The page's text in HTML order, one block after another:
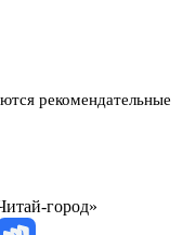
рекомендательные
город»